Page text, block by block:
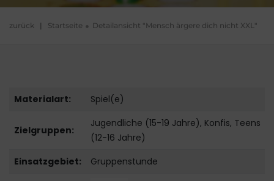
zurück | Startseite Detailansicht "Mensch ärgere dich nicht XXL"
Materialart: Spiel(e)
Zielgruppen:
Jugendliche (15-19 Jahre), Konfis, Teens
(12-16 Jahre)
Einsatzgebiet:
Gruppenstunde